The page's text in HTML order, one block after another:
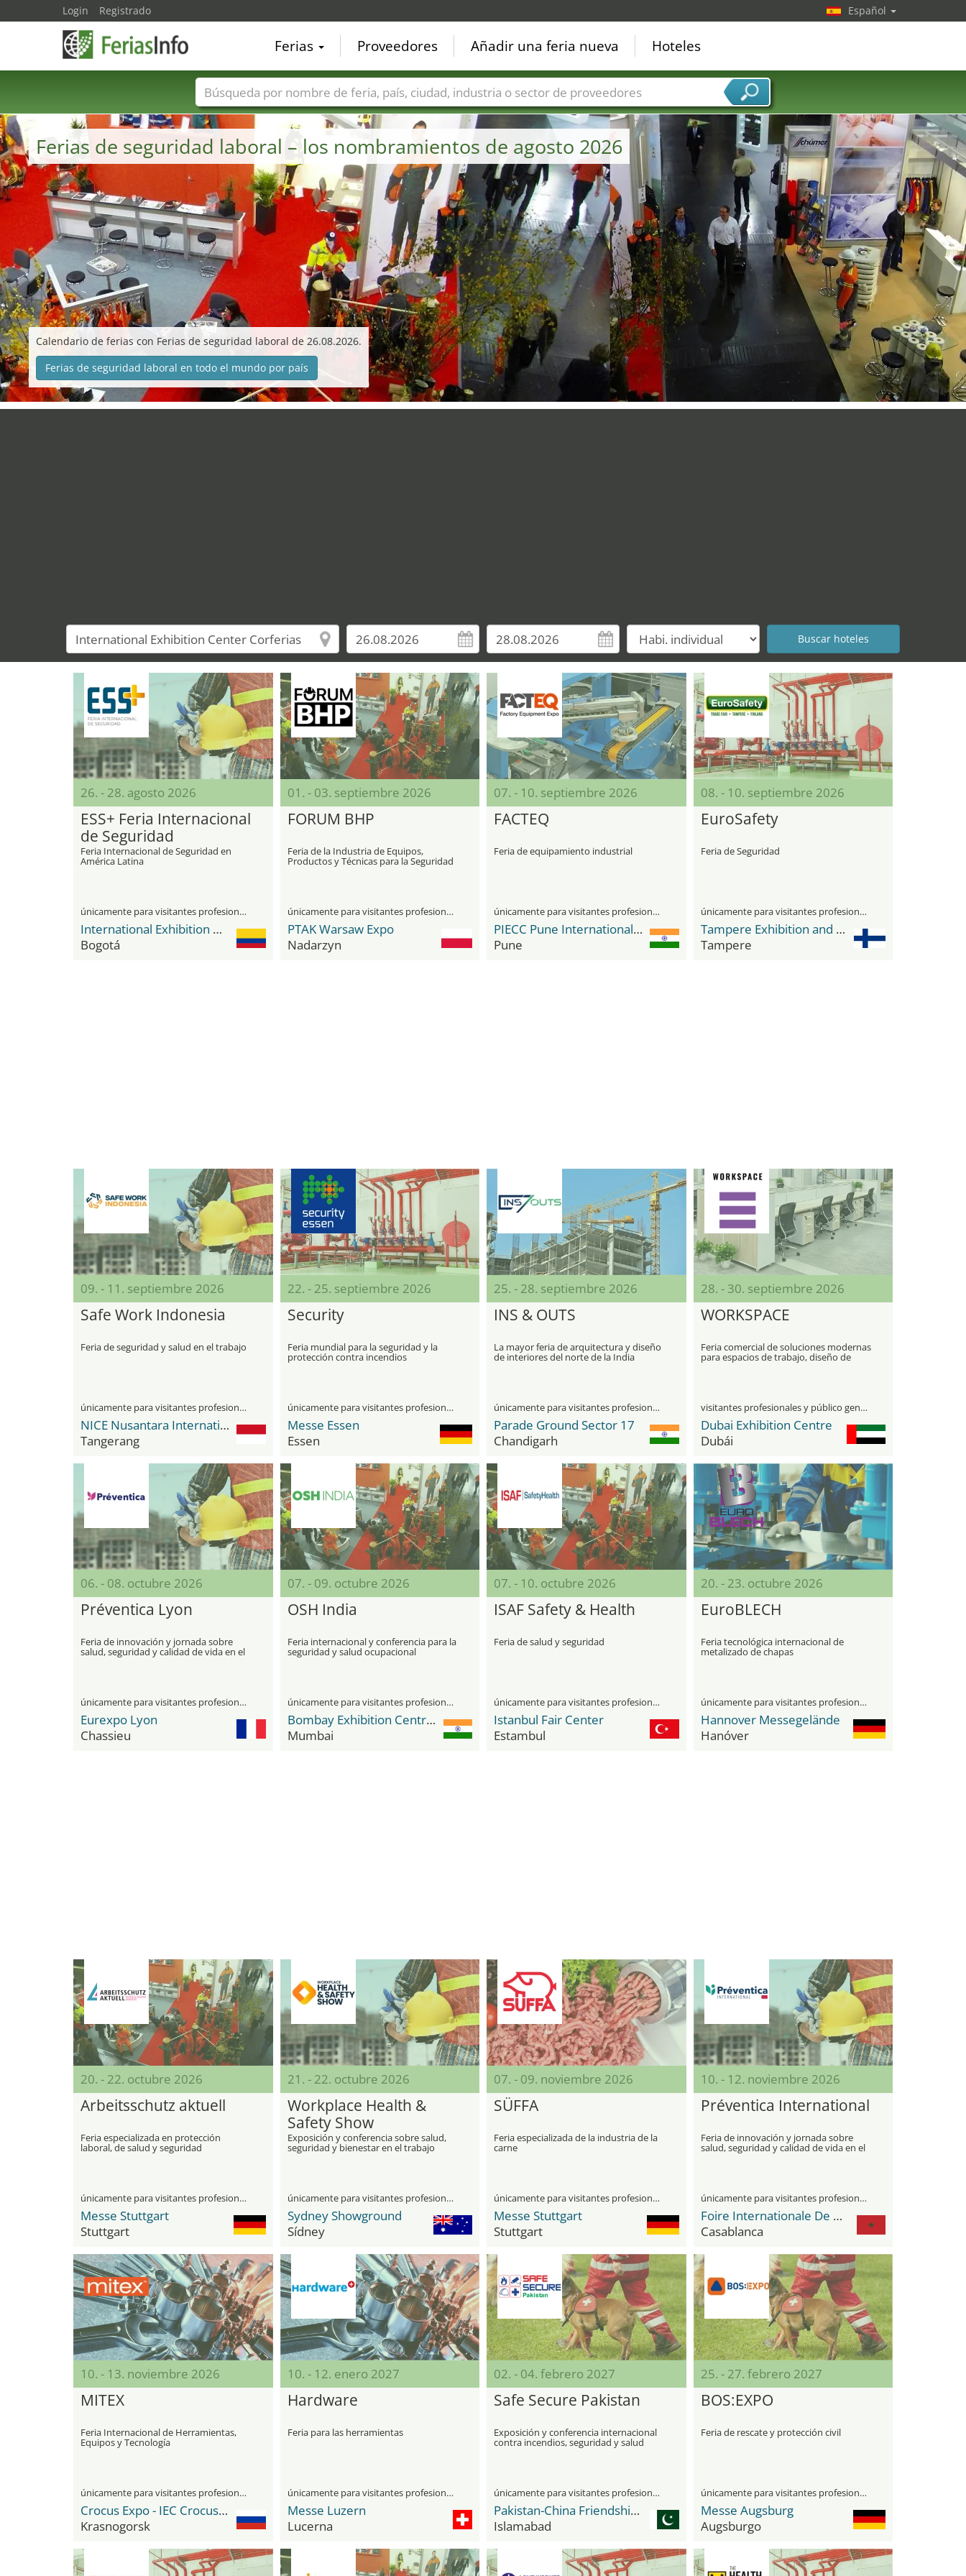
Ferias de seguridad laboral – los nombramientos de agosto 2026
Calendario de ferias con Ferias de seguridad laboral de 26.08.2026.
Ferias de seguridad laboral en todo el mundo por país
26. - 28. agosto 2026
ESS+ Feria Internacional
de Seguridad
Feria Internacional de Seguridad en
América Latina
únicamente para visitantes profesionales
International Exhibition Center Corferias
Bogotá
01. - 03. septiembre 2026
FORUM BHP
Feria de la Industria de Equipos,
Productos y Técnicas para la Seguridad
en el Trabajo
únicamente para visitantes profesionales
PTAK Warsaw Expo
Nadarzyn
07. - 10. septiembre 2026
FACTEQ
Feria de equipamiento industrial
únicamente para visitantes profesionales
PIECC Pune International Exhibition & Convention Centre
Pune
08. - 10. septiembre 2026
EuroSafety
Feria de Seguridad
únicamente para visitantes profesionales
Tampere Exhibition and Sport Center
Tampere
09. - 11. septiembre 2026
Safe Work Indonesia
Feria de seguridad y salud en el trabajo
únicamente para visitantes profesionales
NICE Nusantara International Convention Exhibition
Tangerang
22. - 25. septiembre 2026
Security
Feria mundial para la seguridad y la
protección contra incendios
únicamente para visitantes profesionales
Messe Essen
Essen
25. - 28. septiembre 2026
INS & OUTS
La mayor feria de arquitectura y diseño
de interiores del norte de la India
únicamente para visitantes profesionales
Parade Ground Sector 17
Chandigarh
28. - 30. septiembre 2026
WORKSPACE
Feria comercial de soluciones modernas
para espacios de trabajo, diseño de
oficinas y tecnología
visitantes profesionales y público general
Dubai Exhibition Centre
Dubái
06. - 08. octubre 2026
Préventica Lyon
Feria de innovación y jornada sobre
salud, seguridad y calidad de vida en el
únicamente para visitantes profesionales
Eurexpo Lyon
Chassieu
07. - 09. octubre 2026
OSH India
Feria internacional y conferencia para la
seguridad y salud ocupacional
únicamente para visitantes profesionales
Bombay Exhibition Centre (BEC) NESCO
Mumbai
07. - 10. octubre 2026
ISAF Safety & Health
Feria de salud y seguridad
únicamente para visitantes profesionales
Istanbul Fair Center
Estambul
20. - 23. octubre 2026
EuroBLECH
Feria tecnológica internacional de
metalizado de chapas
únicamente para visitantes profesionales
Hannover Messegelände
Hanóver
20. - 22. octubre 2026
Arbeitsschutz aktuell
Feria especializada en protección
laboral, de salud y seguridad
únicamente para visitantes profesionales
Messe Stuttgart
Stuttgart
21. - 22. octubre 2026
Workplace Health &
Safety Show
Exposición y conferencia sobre salud,
seguridad y bienestar en el trabajo
únicamente para visitantes profesionales
Sydney Showground
Sídney
07. - 09. noviembre 2026
SÜFFA
Feria especializada de la industria de la
carne
únicamente para visitantes profesionales
Messe Stuttgart
Stuttgart
10. - 12. noviembre 2026
Préventica International
Feria de innovación y jornada sobre
salud, seguridad y calidad de vida en el
únicamente para visitantes profesionales
Foire Internationale De Casablanca / OFEC Expo Center
Casablanca
10. - 13. noviembre 2026
MITEX
Feria Internacional de Herramientas,
Equipos y Tecnología
únicamente para visitantes profesionales
Crocus Expo - IEC Crocus Expo International Exhibition Centre
Krasnogorsk
10. - 12. enero 2027
Hardware
Feria para las herramientas
únicamente para visitantes profesionales
Messe Luzern
Lucerna
02. - 04. febrero 2027
Safe Secure Pakistan
Exposición y conferencia internacional
contra incendios, seguridad y salud
únicamente para visitantes profesionales
Pakistan-China Friendship Center
Islamabad
25. - 27. febrero 2027
BOS:EXPO
Feria de rescate y protección civil
únicamente para visitantes profesionales
Messe Augsburg
Augsburgo
Login Registrado Español
Ferias Proveedores Añadir una feria nueva Hoteles
Nombres de ferias Países Ciudades Sectores de ferias Sectores de proveedor de servicios